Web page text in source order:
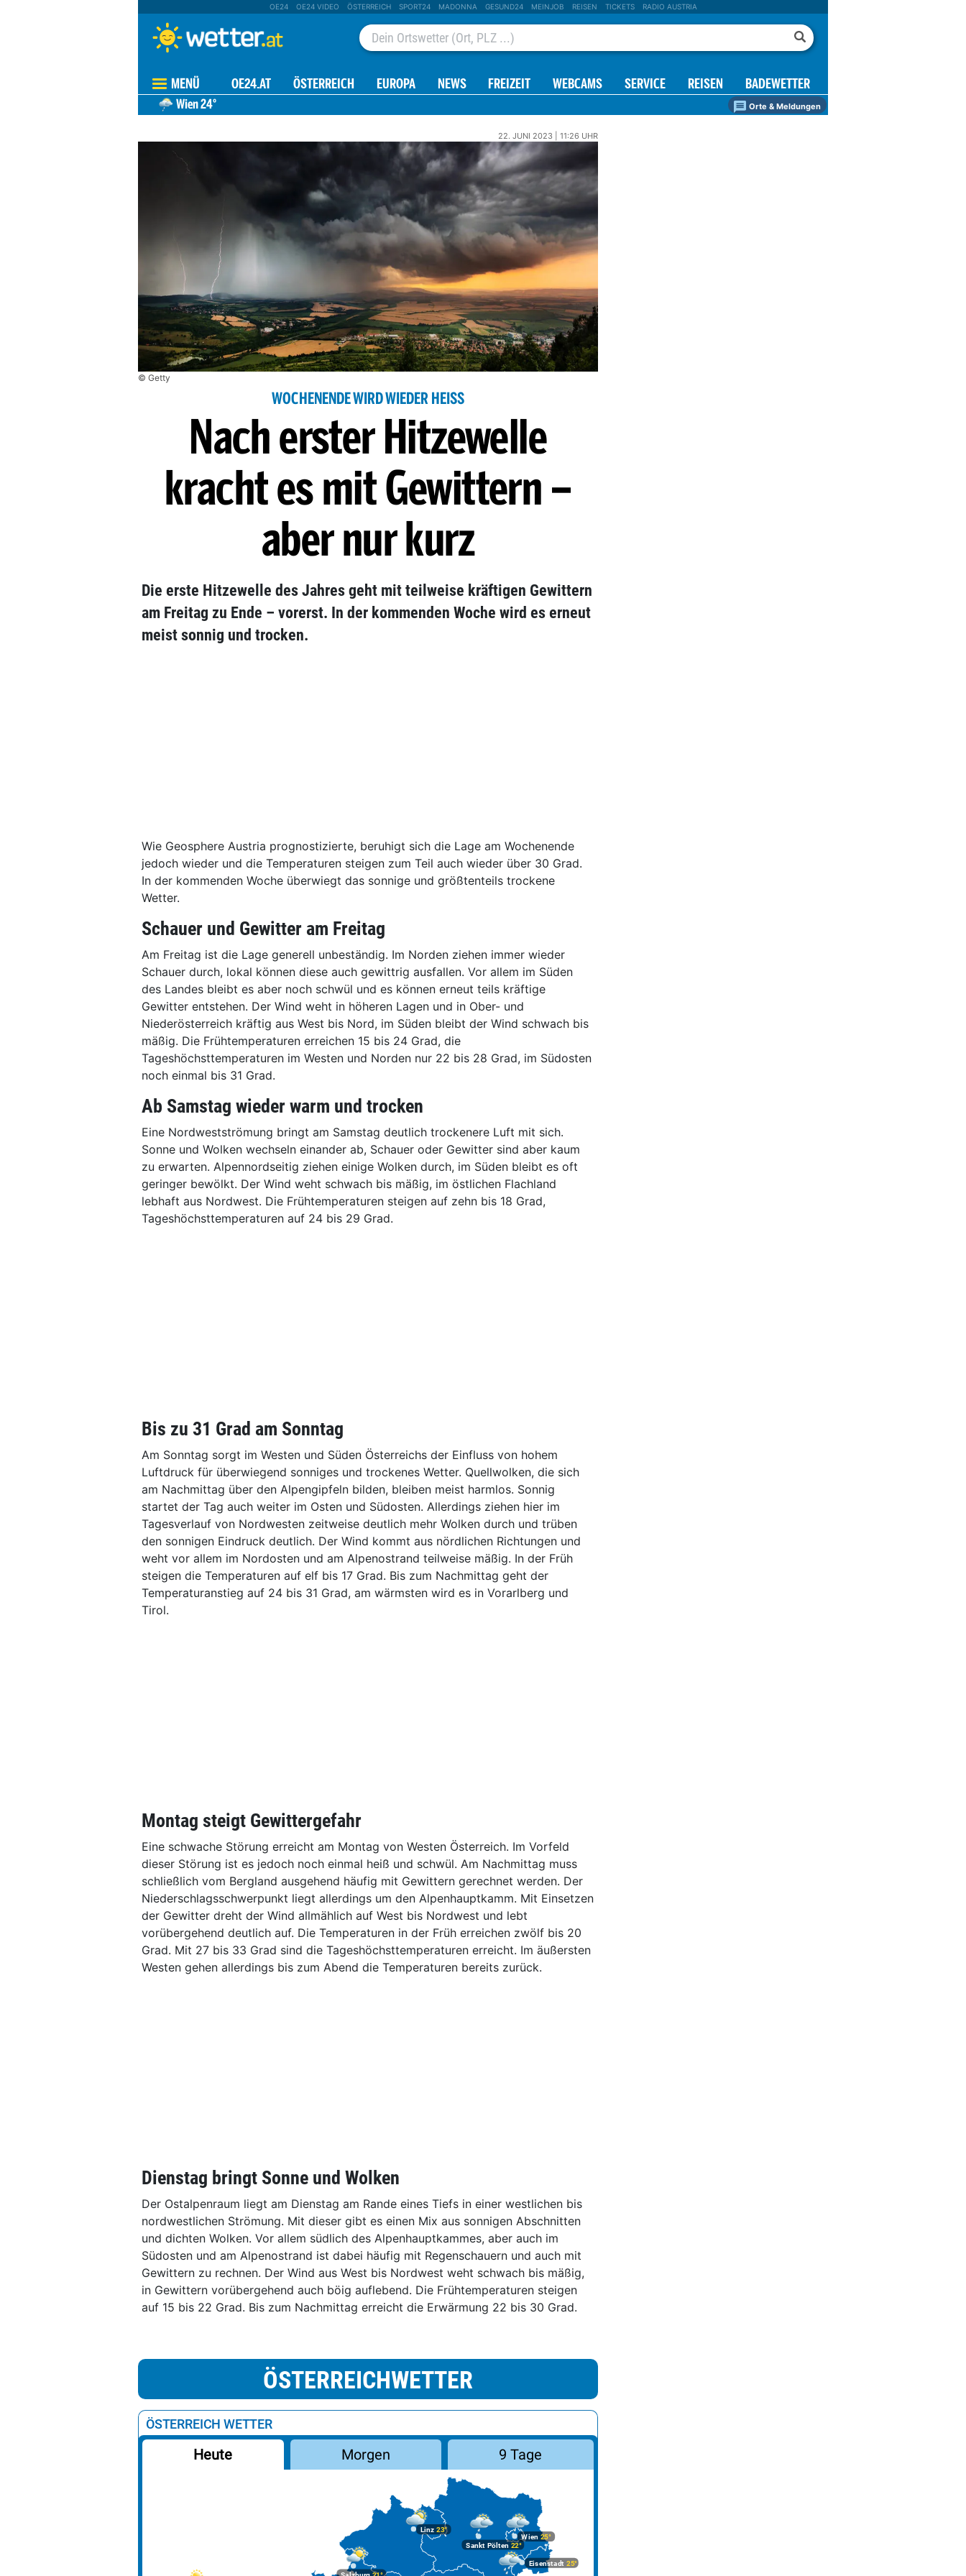
OE24 OE24 VIDEO ÖSTERREICH SPORT24 MADONNA GESUND24 MEINJOB REISEN TICKETS RADIO AUSTRIA
MENÜ OE24.AT ÖSTERREICH EUROPA NEWS FREIZEIT WEBCAMS SERVICE REISEN BADEWETTER
Wien24° Orte & Meldungen
22. JUNI 2023 | 11:26 UHR
© Getty
WOCHENENDE WIRD WIEDER HEISS
Nach erster Hitzewelle
kracht es mit Gewittern –
aber nur kurz
Die erste Hitzewelle des Jahres geht mit teilweise kräftigen Gewittern
am Freitag zu Ende – vorerst. In der kommenden Woche wird es erneut
meist sonnig und trocken.
Wie Geosphere Austria prognostizierte, beruhigt sich die Lage am Wochenende
jedoch wieder und die Temperaturen steigen zum Teil auch wieder über 30 Grad.
In der kommenden Woche überwiegt das sonnige und größtenteils trockene
Wetter.
Schauer und Gewitter am Freitag
Am Freitag ist die Lage generell unbeständig. Im Norden ziehen immer wieder
Schauer durch, lokal können diese auch gewittrig ausfallen. Vor allem im Süden
des Landes bleibt es aber noch schwül und es können erneut teils kräftige
Gewitter entstehen. Der Wind weht in höheren Lagen und in Ober- und
Niederösterreich kräftig aus West bis Nord, im Süden bleibt der Wind schwach bis
mäßig. Die Frühtemperaturen erreichen 15 bis 24 Grad, die
Tageshöchsttemperaturen im Westen und Norden nur 22 bis 28 Grad, im Südosten
noch einmal bis 31 Grad.
Ab Samstag wieder warm und trocken
Eine Nordwestströmung bringt am Samstag deutlich trockenere Luft mit sich.
Sonne und Wolken wechseln einander ab, Schauer oder Gewitter sind aber kaum
zu erwarten. Alpennordseitig ziehen einige Wolken durch, im Süden bleibt es oft
geringer bewölkt. Der Wind weht schwach bis mäßig, im östlichen Flachland
lebhaft aus Nordwest. Die Frühtemperaturen steigen auf zehn bis 18 Grad,
Tageshöchsttemperaturen auf 24 bis 29 Grad.
Bis zu 31 Grad am Sonntag
Am Sonntag sorgt im Westen und Süden Österreichs der Einfluss von hohem
Luftdruck für überwiegend sonniges und trockenes Wetter. Quellwolken, die sich
am Nachmittag über den Alpengipfeln bilden, bleiben meist harmlos. Sonnig
startet der Tag auch weiter im Osten und Südosten. Allerdings ziehen hier im
Tagesverlauf von Nordwesten zeitweise deutlich mehr Wolken durch und trüben
den sonnigen Eindruck deutlich. Der Wind kommt aus nördlichen Richtungen und
weht vor allem im Nordosten und am Alpenostrand teilweise mäßig. In der Früh
steigen die Temperaturen auf elf bis 17 Grad. Bis zum Nachmittag geht der
Temperaturanstieg auf 24 bis 31 Grad, am wärmsten wird es in Vorarlberg und
Tirol.
Montag steigt Gewittergefahr
Eine schwache Störung erreicht am Montag von Westen Österreich. Im Vorfeld
dieser Störung ist es jedoch noch einmal heiß und schwül. Am Nachmittag muss
schließlich vom Bergland ausgehend häufig mit Gewittern gerechnet werden. Der
Niederschlagsschwerpunkt liegt allerdings um den Alpenhauptkamm. Mit Einsetzen
der Gewitter dreht der Wind allmählich auf West bis Nordwest und lebt
vorübergehend deutlich auf. Die Temperaturen in der Früh erreichen zwölf bis 20
Grad. Mit 27 bis 33 Grad sind die Tageshöchsttemperaturen erreicht. Im äußersten
Westen gehen allerdings bis zum Abend die Temperaturen bereits zurück.
Dienstag bringt Sonne und Wolken
Der Ostalpenraum liegt am Dienstag am Rande eines Tiefs in einer westlichen bis
nordwestlichen Strömung. Mit dieser gibt es einen Mix aus sonnigen Abschnitten
und dichten Wolken. Vor allem südlich des Alpenhauptkammes, aber auch im
Südosten und am Alpenostrand ist dabei häufig mit Regenschauern und auch mit
Gewittern zu rechnen. Der Wind aus West bis Nordwest weht schwach bis mäßig,
in Gewittern vorübergehend auch böig auflebend. Die Frühtemperaturen steigen
auf 15 bis 22 Grad. Bis zum Nachmittag erreicht die Erwärmung 22 bis 30 Grad.
ÖSTERREICHWETTER
ÖSTERREICH WETTER
Heute Morgen 9 Tage
Linz 23°
Wien 25°
Eisenstadt 25°
Sankt Pölten 22°